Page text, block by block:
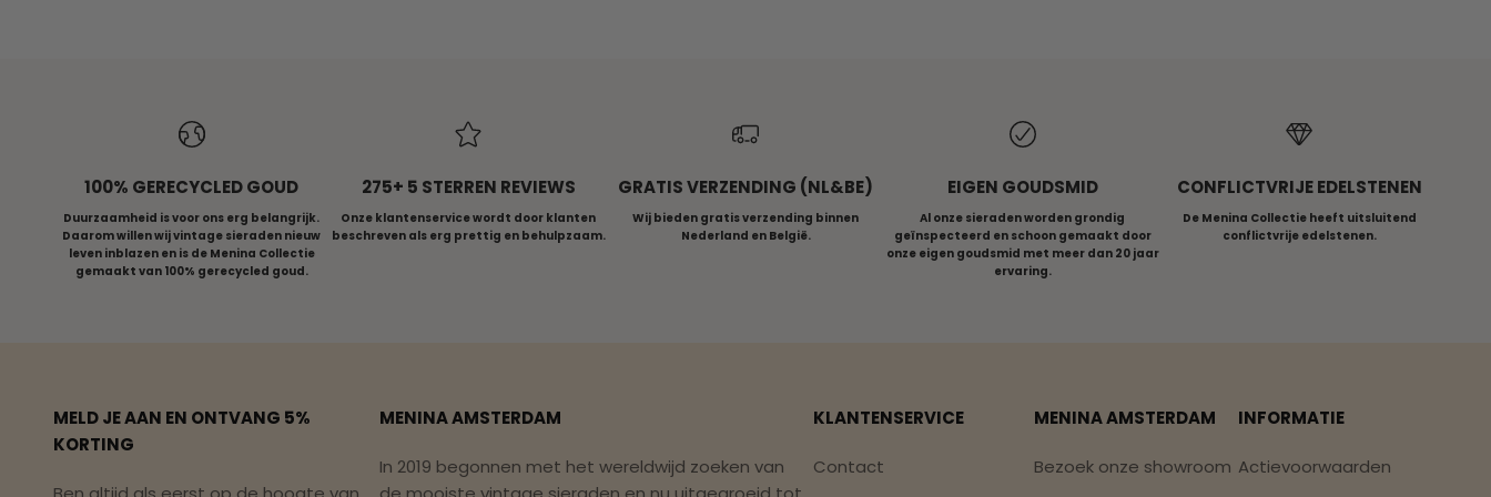
100% GERECYCLED GOUD
Duurzaamheid is voor ons erg belangrijk.
Daarom willen wij vintage sieraden nieuw
leven inblazen en is de Menina Collectie
gemaakt van 100% gerecycled goud.
275+ 5 STERREN REVIEWS
Onze klantenservice wordt door klanten
beschreven als erg prettig en behulpzaam.
GRATIS VERZENDING (NL&BE)
Wij bieden gratis verzending binnen
Nederland en België.
EIGEN GOUDSMID
Al onze sieraden worden grondig
geïnspecteerd en schoon gemaakt door
onze eigen goudsmid met meer dan 20 jaar
ervaring.
CONFLICTVRIJE EDELSTENEN
De Menina Collectie heeft uitsluitend
conflictvrije edelstenen.
MELD JE AAN EN ONTVANG 5%
KORTING
MENINA AMSTERDAM
In 2019 begonnen met het wereldwijd zoeken van
KLANTENSERVICE
Contact
MENINA AMSTERDAM
Bezoek onze showroom
INFORMATIE
Actievoorwaarden